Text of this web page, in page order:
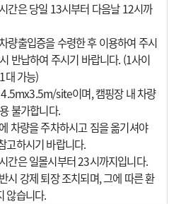
간은 당일 13시부터 다음날 12시까
량출입증을 수령한 후 이용하여 주시
반납하여 주시기 바랍니다. (1사이
대 가능)
site이며, 캠핑장 내 차량
불가합니다.
차량을 주차하시고 짐을 옮기셔야
고하시기 바랍니다.
간은 일몰시부터 23시까지입니다.
시 강제 퇴장 조치되며, 그에 따른 환
않습니다.